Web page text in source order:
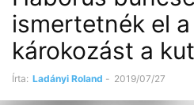
ismertetnék el
károkozást a
Írta: Ladányi Roland - 2019/07/27